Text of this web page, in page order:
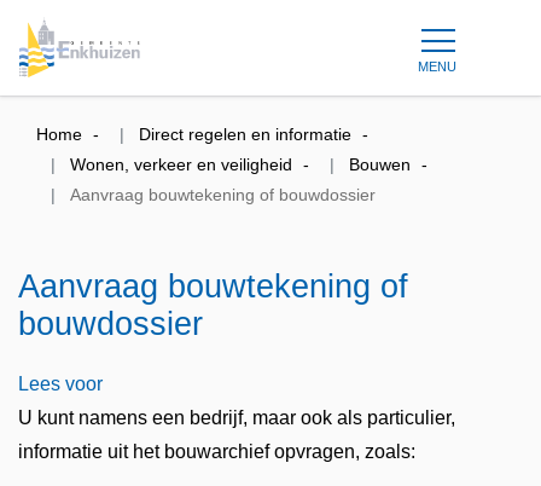
MENU
Home
Direct regelen en informatie
Wonen, verkeer en veiligheid
Bouwen
Aanvraag bouwtekening of bouwdossier
Aanvraag bouwtekening of
bouwdossier
Lees voor
U kunt namens een bedrijf, maar ook als particulier,
informatie uit het bouwarchief opvragen, zoals: